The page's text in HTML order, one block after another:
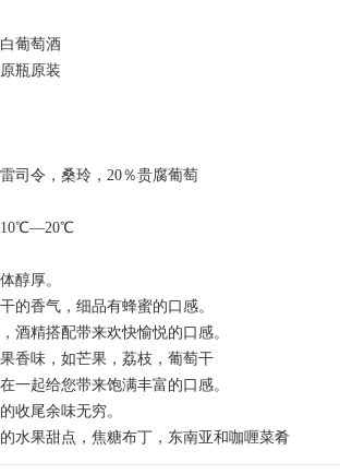
葡萄酒
瓶原装
司令，桑玲，20％贵腐葡萄
10℃—20℃
醇厚。
的香气，细品有蜂蜜的口感。
酒精搭配带来欢快愉悦的口感。
香味，如芒果，荔枝，葡萄干
一起给您带来饱满丰富的口感。
收尾余味无穷。
水果甜点，焦糖布丁，东南亚和咖喱菜肴